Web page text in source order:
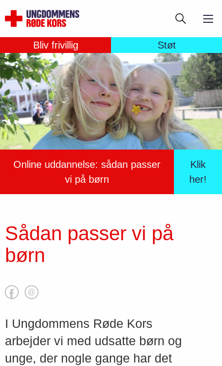
til
hovedindhold
Søg
Bliv frivillig Støt
Online uddannelse: sådan passer
vi på børn
Klik
her!
Sådan passer vi på
børn
I Ungdommens Røde Kors
arbejder vi med udsatte børn og
unge, der nogle gange har det